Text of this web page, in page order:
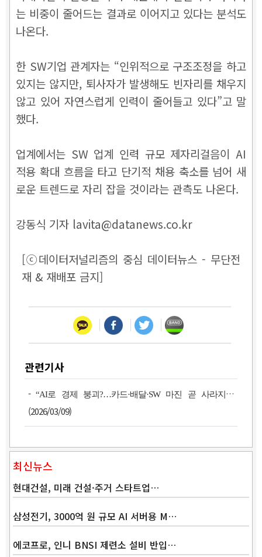
는 비중이 줄어드는 결과로 이어지고 있다는 분석도
나온다.
한 SW기업 관계자는 “인위적으로 구조조정을 하고
있지는 않지만, 퇴사자가 발생해도 빈자리를 채우지
않고 있어 자연스럽게 인력이 줄어들고 있다”고 말
했다.
업계에서는 SW 업계 인력 규모 제자리걸음이 AI
적용 확대 흐름을 타고 단기적 채용 축소를 넘어 새
로운 트렌드로 자리 잡을 것이라는 관측도 나온다.
강동식 기자 lavita@datanews.co.kr
[ⓒ데이터저널리즘의 중심 데이터뉴스 - 무단전
재 & 재배포 금지]
관련기사
-“AI로 경제 붕괴?…카드·배달·SW 마진 곧 사라지나”
(2026/03/09)
최신뉴스
현대건설, 미래 건설·주거 스타트업…
삼성전기, 3000억 원 규모 AI 서버용 M…
에코프로, 인니 BNSI 제련소 설비 반입…